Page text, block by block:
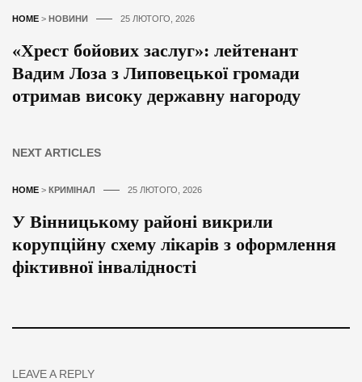
HOME > НОВИНИ 25 ЛЮТОГО, 2026
«Хрест бойових заслуг»: лейтенант
Вадим Лоза з Липовецької громади
отримав високу державну нагороду
NEXT ARTICLES
HOME > КРИМІНАЛ 25 ЛЮТОГО, 2026
У Вінницькому районі викрили
корупційну схему лікарів з оформлення
фіктивної інвалідності
LEAVE A REPLY